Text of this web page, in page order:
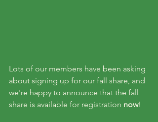
Lots of our members have been asking
about signing up for our fall share, and
we're happy to announce that the fall
share is available for registration now!